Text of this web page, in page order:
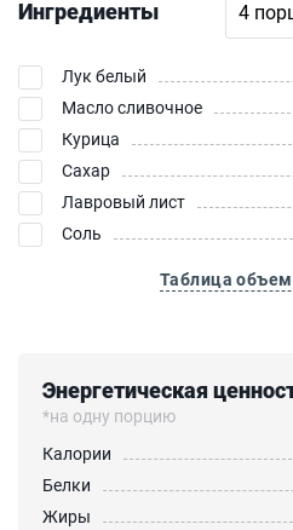
Ингредиенты
Лук белый
Масло сливочное
Курица
Сахар
Лавровый лист
Соль
Таблица
Энергетическая
*на одну порцию
Калории
Белки
Жиры